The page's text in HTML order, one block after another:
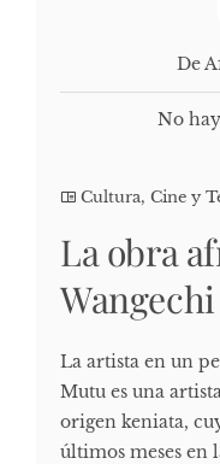
De
No
Cultura, Cine y
La obra
La artista en un
Mutu es una
origen keniata,
últimos meses en